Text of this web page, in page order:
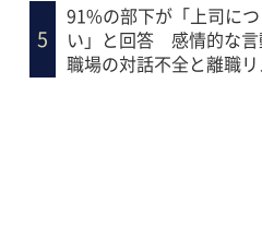
91%の部下が「上司に
い」と回答 感情的な言
職場の対話不全と離職リ